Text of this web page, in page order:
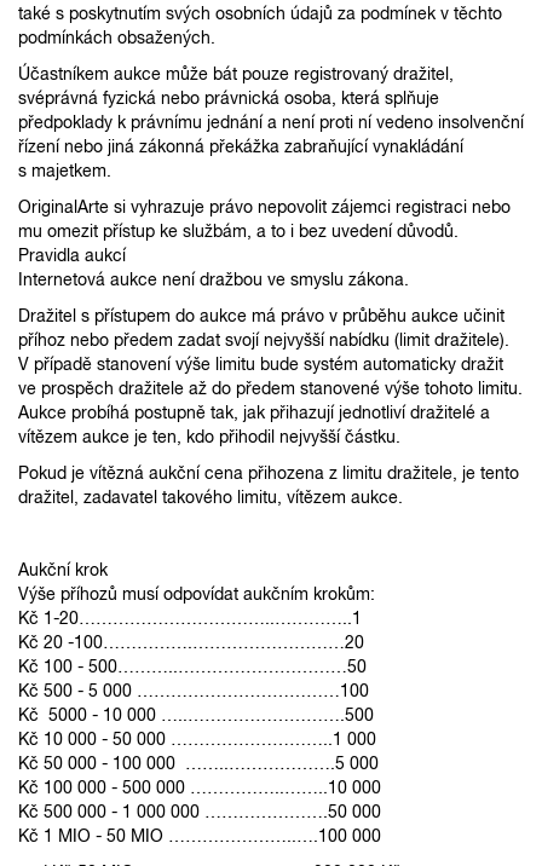
také s poskytnutím svých osobních údajů za podmínek v těchto
podmínkách obsažených.
Účastníkem aukce může bát pouze registrovaný dražitel,
svéprávná fyzická nebo právnická osoba, která splňuje
předpoklady k právnímu jednání a není proti ní vedeno insolvenční
řízení nebo jiná zákonná překážka zabraňující vynakládání
s majetkem.
OriginalArte si vyhrazuje právo nepovolit zájemci registraci nebo
mu omezit přístup ke službám, a to i bez uvedení důvodů.
Pravidla aukcí
Internetová aukce není dražbou ve smyslu zákona.
Dražitel s přístupem do aukce má právo v průběhu aukce učinit
příhoz nebo předem zadat svojí nejvyšší nabídku (limit dražitele).
V případě stanovení výše limitu bude systém automaticky dražit
ve prospěch dražitele až do předem stanovené výše tohoto limitu.
Aukce probíhá postupně tak, jak přihazují jednotliví dražitelé a
vítězem aukce je ten, kdo přihodil nejvyšší částku.
Pokud je vítězná aukční cena přihozena z limitu dražitele, je tento
dražitel, zadavatel takového limitu, vítězem aukce.
Aukční krok
Výše příhozů musí odpovídat aukčním krokům:
Kč 1-20……………………………..…………..1
Kč 20 -100…………….………………………20
Kč 100 - 500………..…………………………50
Kč 500 - 5 000 ………………………………100
Kč 5000 - 10 000 …..……………………….500
Kč 10 000 - 50 000 ………………………..1 000
Kč 50 000 - 100 000 ……..……………….5 000
Kč 100 000 - 500 000 ……………..……..10 000
Kč 500 000 - 1 000 000 ………………….50 000
Kč 1 MIO - 50 MIO …………………..….100 000